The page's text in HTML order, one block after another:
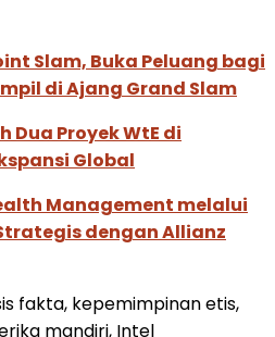
Slam, Buka Peluang bagi
di Ajang Grand Slam
Dua Proyek WtE di
Global
Management melalui
dengan Allianz
fakta, kepemimpinan etis,
mandiri, Intel